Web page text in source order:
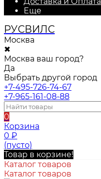
Еще
РУСВИЛС
Москва
✖
Москва ваш город?
Да
Выбрать другой город
+7-495-726-74-67
+7-965-161-08-88
0
Корзина
0 ₽
(пусто)
Товар в корзине!
Каталог товаров
Каталог товаров